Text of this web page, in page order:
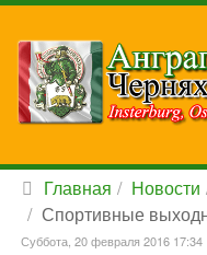
Главная Новости
Спортивные
Суббота, 20 февраля 2016 17:34